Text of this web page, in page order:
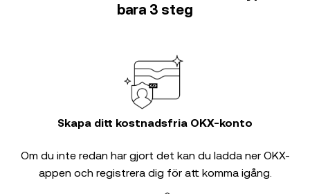
bara 3 steg
Skapa ditt kostnadsfria OKX-konto
Om du inte redan har gjort det kan du ladda ner OKX-
appen och registrera dig för att komma igång.